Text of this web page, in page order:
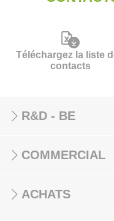
Téléchargez la liste
contacts
R&D - BE
COMMERCIAL
ACHATS